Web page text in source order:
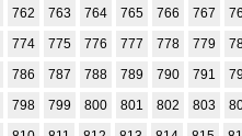
762 763 764 765 766 767
774 775 776 777 778 779
786 787 788 789 790 791
798 799 800 801 802 803